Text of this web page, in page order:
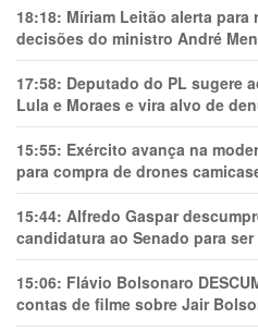
18:18: Míriam Leitão alerta
decisões do ministro André
17:58: Deputado do PL sugere
Lula e Moraes e vira alvo de
15:55: Exército avança na
para compra de drones
15:44: Alfredo Gaspar
candidatura ao Senado para
15:06: Flávio Bolsonaro
contas de filme sobre Jair